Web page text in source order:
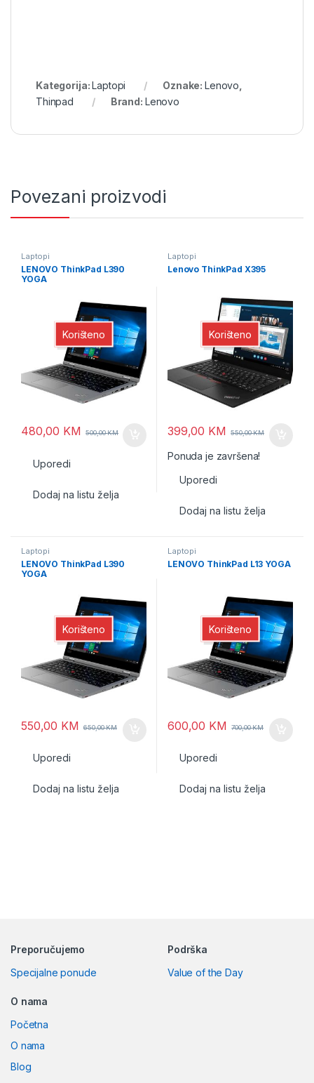
Kategorija:Laptopi Oznake: Lenovo
Thinpad
Brand: Lenovo
Povezani proizvodi
Korišteno
Laptopi
LENOVO ThinkPad L390
YOGA
480,00 KM 500,00KM
Uporedi
Dodaj na listu želja
Korišteno
Laptopi
Lenovo ThinkPad X395
399,00 KM 550,00KM
Ponuda je završena!
Uporedi
Dodaj na listu želja
Korišteno
Laptopi
LENOVO ThinkPad L390
YOGA
550,00 KM 650,00KM
Uporedi
Dodaj na listu želja
Korišteno
Laptopi
LENOVO ThinkPad L13 YOGA
600,00 KM 700,00KM
Uporedi
Dodaj na listu želja
Preporučujemo
Specijalne ponude
Podrška
Value of the Day
O nama
Početna
O nama
Blog